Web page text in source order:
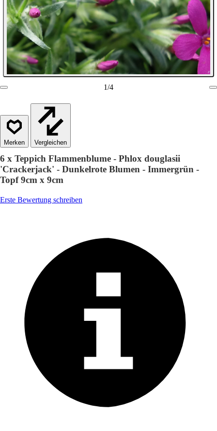
1/4
Vergleichen
6 x Teppich Flammenblume - Phlox douglasii
'Crackerjack' - Dunkelrote Blumen - Immergrün -
Topf 9cm x 9cm
Erste Bewertung schreiben